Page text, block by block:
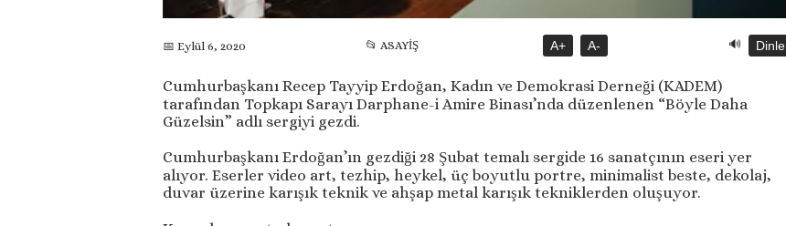
📅 Eylül 6, 2020 📂 ASAYİŞ A+ A- 🔊 Dinle
Cumhurbaşkanı Recep Tayyip Erdoğan, Kadın ve Demokrasi Derneği (KADEM)
tarafından Topkapı Sarayı Darphane-i Amire Binası’nda düzenlenen “Böyle Daha
Güzelsin” adlı sergiyi gezdi.
Cumhurbaşkanı Erdoğan’ın gezdiği 28 Şubat temalı sergide 16 sanatçının eseri yer
alıyor. Eserler video art, tezhip, heykel, üç boyutlu portre, minimalist beste, dekolaj,
duvar üzerine karışık teknik ve ahşap metal karışık tekniklerden oluşuyor.